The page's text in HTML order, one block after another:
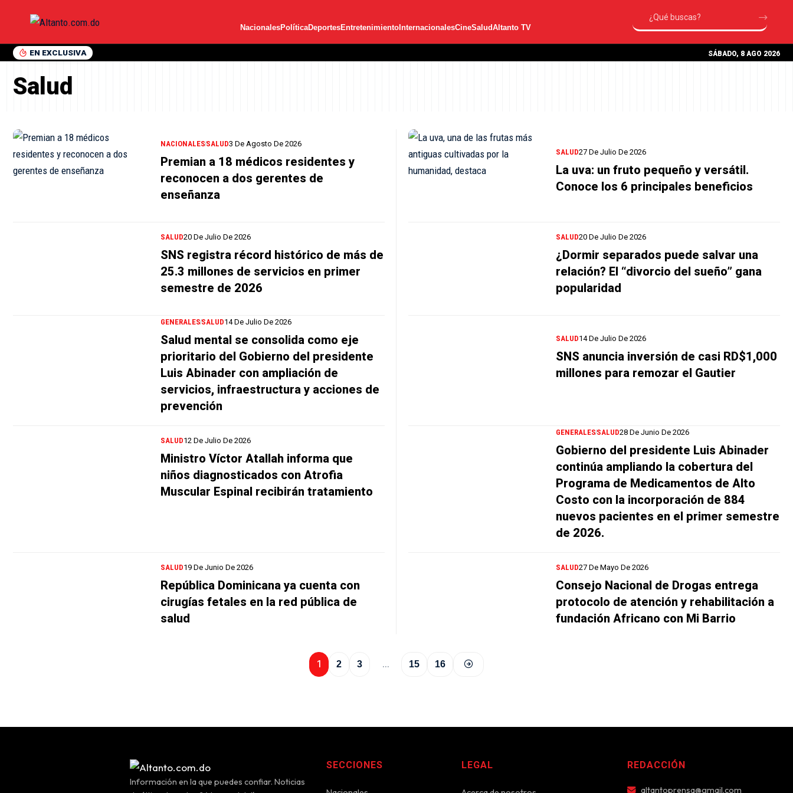
NacionalesPolíticaDeportesEntretenimiento InternacionalesCineSaludAltanto TV
EN EXCLUSIVA SÁBADO, 8 AGO 2026
Salud
NACIONALESSALUD3 De Agosto De 2026
Premian a 18 médicos residentes y
reconocen a dos gerentes de
enseñanza
SALUD27 De Julio De 2026
La uva: un fruto pequeño y versátil.
Conoce los 6 principales beneficios
SALUD20 De Julio De 2026
SNS registra récord histórico de más de
25.3 millones de servicios en primer
semestre de 2026
SALUD20 De Julio De 2026
¿Dormir separados puede salvar una
relación? El “divorcio del sueño” gana
popularidad
GENERALESSALUD14 De Julio De 2026
Salud mental se consolida como eje
prioritario del Gobierno del presidente
Luis Abinader con ampliación de
servicios, infraestructura y acciones de
prevención
SALUD14 De Julio De 2026
SNS anuncia inversión de casi RD$1,000
millones para remozar el Gautier
SALUD12 De Julio De 2026
Ministro Víctor Atallah informa que
niños diagnosticados con Atrofia
Muscular Espinal recibirán tratamiento
GENERALESSALUD28 De Junio De 2026
Gobierno del presidente Luis Abinader
continúa ampliando la cobertura del
Programa de Medicamentos de Alto
Costo con la incorporación de 884
nuevos pacientes en el primer semestre
de 2026.
SALUD19 De Junio De 2026
República Dominicana ya cuenta con
cirugías fetales en la red pública de
salud
SALUD27 De Mayo De 2026
Consejo Nacional de Drogas entrega
protocolo de atención y rehabilitación a
fundación Africano con Mi Barrio
1 2 3 … 15 16
Información en la que puedes confiar. Noticias
SECCIONES LEGAL REDACCIÓN
altantoprensa@gmail.com